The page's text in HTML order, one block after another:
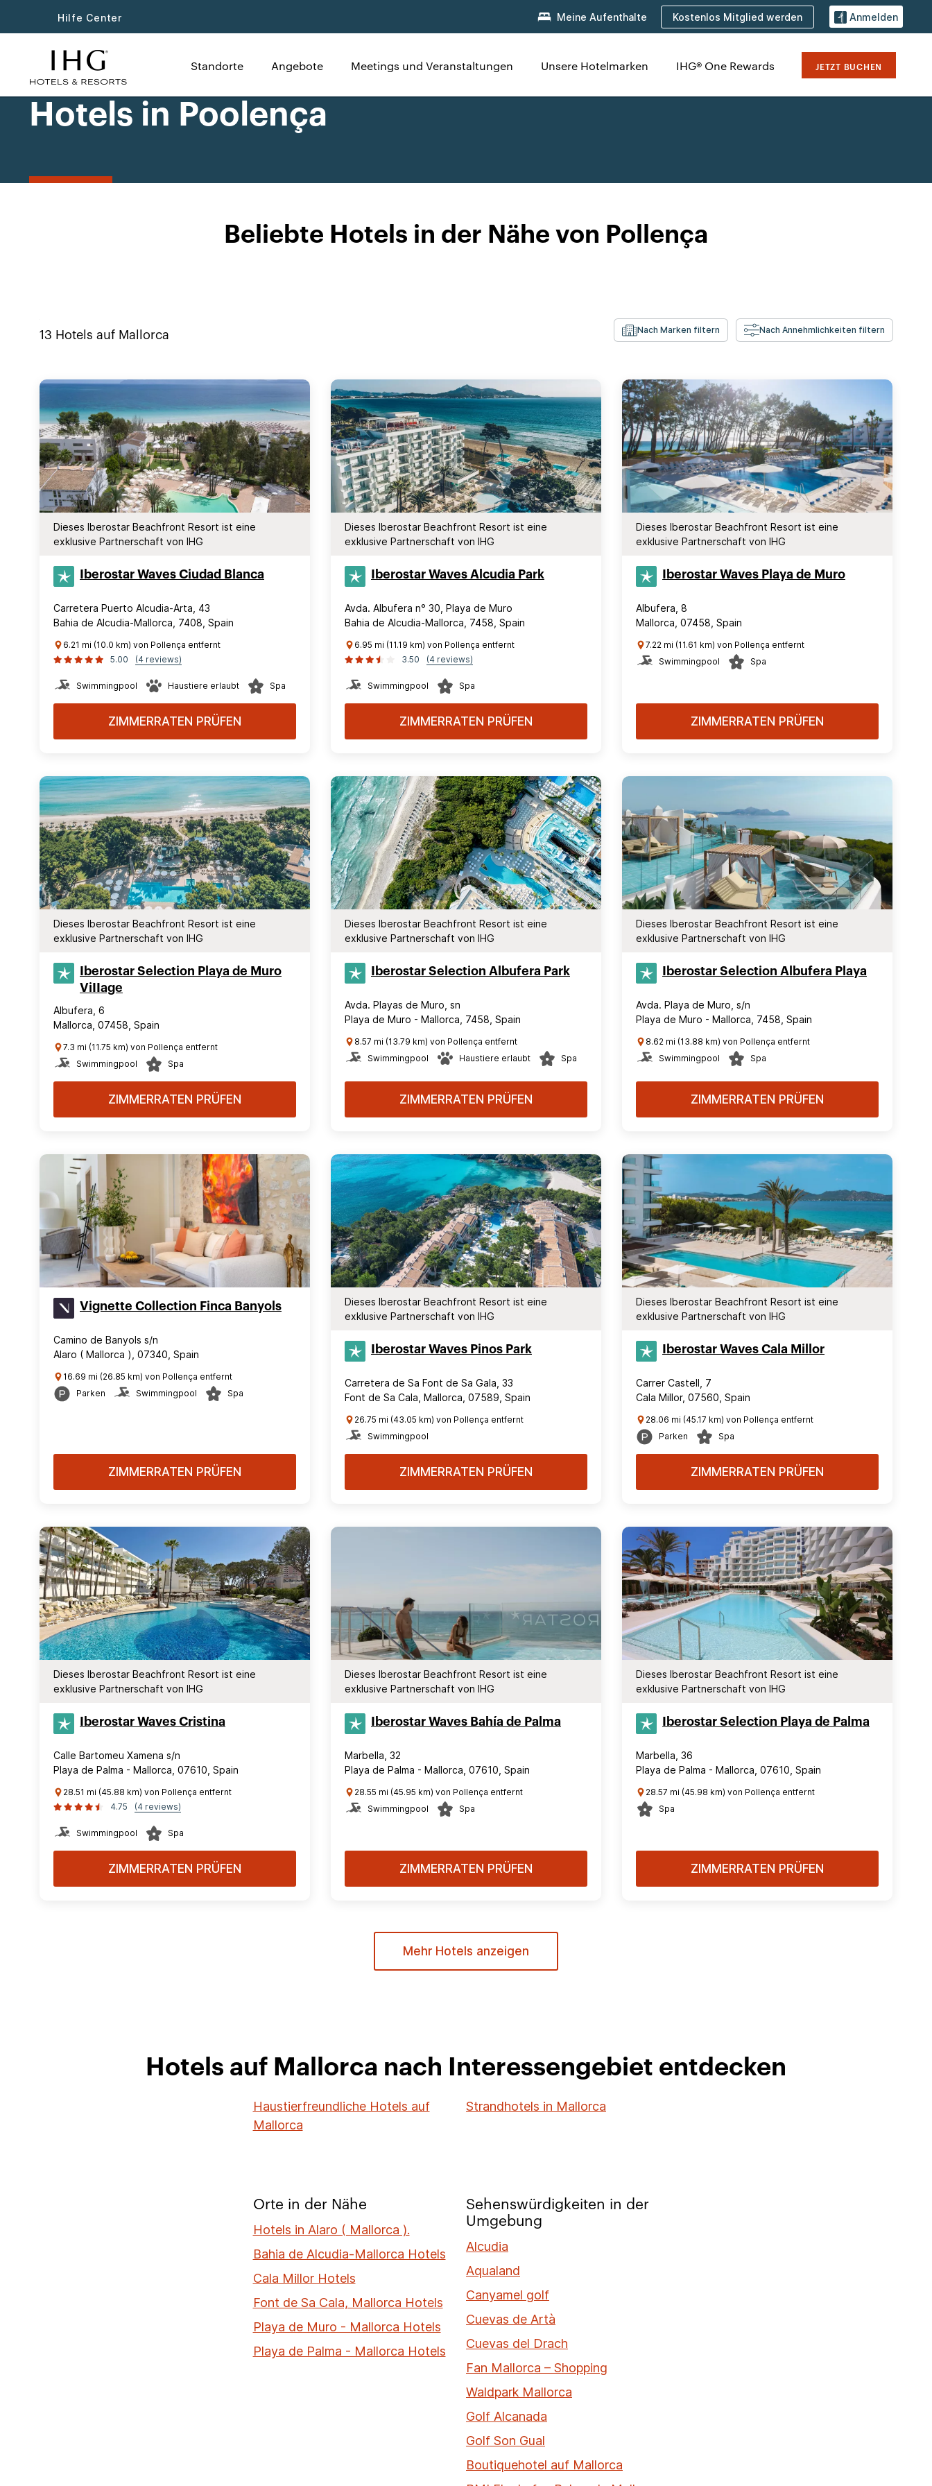
Hilfe Center Meine Aufenthalte Kostenlos Mitglied werden Anmelden
Standorte Angebote Meetings und Veranstaltungen Unsere Hotelmarken IHG® One Rewards JETZT BUCHEN
Hotels in Poolença
Beliebte Hotels in der Nähe von Pollença
13 Hotels auf Mallorca Nach Marken filtern Nach Annehmlichkeiten filtern
Dieses Iberostar Beachfront Resort ist eine
exklusive Partnerschaft von IHG
Iberostar Waves Ciudad Blanca
Carretera Puerto Alcudia-Arta, 43
Bahia de Alcudia-Mallorca, 7408, Spain
6.21 mi (10.0 km) von Pollença entfernt
5.00
(4 reviews)
Swimmingpool Haustiere erlaubt Spa
ZIMMERRATEN PRÜFEN
Dieses Iberostar Beachfront Resort ist eine
exklusive Partnerschaft von IHG
Iberostar Waves Alcudia Park
Avda. Albufera n° 30, Playa de Muro
Bahia de Alcudia-Mallorca, 7458, Spain
6.95 mi (11.19 km) von Pollença entfernt
3.50
(4 reviews)
Swimmingpool Spa
ZIMMERRATEN PRÜFEN
Dieses Iberostar Beachfront Resort ist eine
exklusive Partnerschaft von IHG
Iberostar Waves Playa de Muro
Albufera, 8
Mallorca, 07458, Spain
7.22 mi (11.61 km) von Pollença entfernt
Swimmingpool
Spa
ZIMMERRATEN PRÜFEN
Dieses Iberostar Beachfront Resort ist eine
exklusive Partnerschaft von IHG
Iberostar Selection​ Playa de Muro
ViIIage
Albufera, 6
Mallorca, 07458, Spain
7.3 mi (11.75 km) von Pollença entfernt
Swimmingpool
Spa
ZIMMERRATEN PRÜFEN
Dieses Iberostar Beachfront Resort ist eine
exklusive Partnerschaft von IHG
Iberostar Selection​ Albufera Park
Avda. Playas de Muro, sn
Playa de Muro - Mallorca, 7458, Spain
8.57 mi (13.79 km) von Pollença entfernt
Swimmingpool
Haustiere erlaubt Spa
ZIMMERRATEN PRÜFEN
Dieses Iberostar Beachfront Resort ist eine
exklusive Partnerschaft von IHG
Iberostar Selection​ Albufera Playa
Avda. Playa de Muro, s/n
Playa de Muro - Mallorca, 7458, Spain
8.62 mi (13.88 km) von Pollença entfernt
Swimmingpool
Spa
ZIMMERRATEN PRÜFEN
Vignette Collection Finca Banyols
Camino de Banyols s/n
Alaro ( Mallorca ), 07340, Spain
16.69 mi (26.85 km) von Pollença entfernt
Parken
Swimmingpool Spa
ZIMMERRATEN PRÜFEN
Dieses Iberostar Beachfront Resort ist eine
exklusive Partnerschaft von IHG
Iberostar Waves Pinos Park
Carretera de Sa Font de Sa Gala, 33
Font de Sa Cala, Mallorca, 07589, Spain
26.75 mi (43.05 km) von Pollença entfernt
Swimmingpool
ZIMMERRATEN PRÜFEN
Dieses Iberostar Beachfront Resort ist eine
exklusive Partnerschaft von IHG
Iberostar Waves Cala Millor
Carrer Castell, 7
Cala Millor, 07560, Spain
28.06 mi (45.17 km) von Pollença entfernt
Parken
Spa
ZIMMERRATEN PRÜFEN
Dieses Iberostar Beachfront Resort ist eine
exklusive Partnerschaft von IHG
Iberostar Waves Cristina
Calle Bartomeu Xamena s/n
Playa de Palma - Mallorca, 07610, Spain
28.51 mi (45.88 km) von Pollença entfernt
4.75
(4 reviews)
Swimmingpool Spa
ZIMMERRATEN PRÜFEN
Dieses Iberostar Beachfront Resort ist eine
exklusive Partnerschaft von IHG
Iberostar Waves Bahía de Palma
Marbella, 32
Playa de Palma - Mallorca, 07610, Spain
28.55 mi (45.95 km) von Pollença entfernt
Swimmingpool
Spa
ZIMMERRATEN PRÜFEN
Dieses Iberostar Beachfront Resort ist eine
exklusive Partnerschaft von IHG
Iberostar Selection​ Playa de Palma
Marbella, 36
Playa de Palma - Mallorca, 07610, Spain
28.57 mi (45.98 km) von Pollença entfernt
Spa
ZIMMERRATEN PRÜFEN
Mehr Hotels anzeigen
Hotels auf Mallorca nach Interessengebiet entdecken
Haustierfreundliche Hotels auf
Mallorca
Strandhotels in Mallorca
Orte in der Nähe
Hotels in Alaro ( Mallorca ).
Bahia de Alcudia-Mallorca Hotels
Cala Millor Hotels
Font de Sa Cala, Mallorca Hotels
Playa de Muro - Mallorca Hotels
Playa de Palma - Mallorca Hotels
Sehenswürdigkeiten in der
Umgebung
Alcudia
Aqualand
Canyamel golf
Cuevas de Artà
Cuevas del Drach
Fan Mallorca – Shopping
Waldpark Mallorca
Golf Alcanada
Golf Son Gual
Boutiquehotel auf Mallorca